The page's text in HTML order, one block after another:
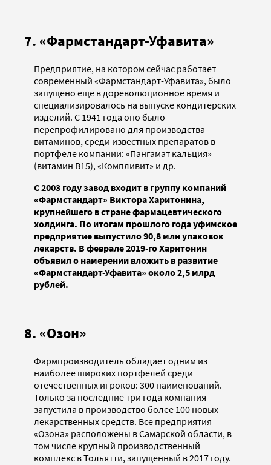
7. «Фармстандарт-Уфавита»
Предприятие, на котором сейчас работает
современный «Фармстандарт-Уфавита», было
запущено еще в дореволюционное время и
специализировалось на выпуске кондитерских
изделий. С 1941 года оно было
перепрофилировано для производства
витаминов, среди известных препаратов в
портфеле компании: «Пангамат кальция»
(витамин В15), «Компливит» и др.
С 2003 году завод входит в группу компаний
«Фармстандарт» Виктора Харитонина,
крупнейшего в стране фармацевтического
холдинга. По итогам прошлого года уфимское
предприятие выпустило 90,8 млн упаковок
лекарств. В феврале 2019-го Харитонин
объявил о намерении вложить в развитие
«Фармстандарт-Уфавита» около 2,5 млрд
рублей.
8. «Озон»
Фармпроизводитель обладает одним из
наиболее широких портфелей среди
отечественных игроков: 300 наименований.
Только за последние три года компания
запустила в производство более 100 новых
лекарственных средств. Все предприятия
«Озона» расположены в Самарской области, в
том числе крупный производственный
комплекс в Тольятти, запущенный в 2017 году.